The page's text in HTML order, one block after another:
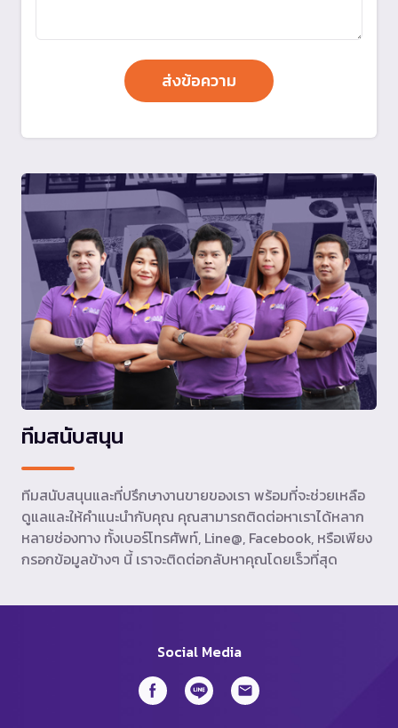
ทีมสนับสนุน
ทีมสนับสนุนและที่ปรึกษางานขายของเรา พร้อมที่จะช่วยเหลือ
ดูแลและให้คำแนะนำกับคุณ คุณสามารถติดต่อหาเราได้หลาก
หลายช่องทาง ทั้งเบอร์โทรศัพท์, Line@, Facebook, หรือเพียง
กรอกข้อมูลข้างๆ นี้ เราจะติดต่อกลับหาคุณโดยเร็วที่สุด
Social Media